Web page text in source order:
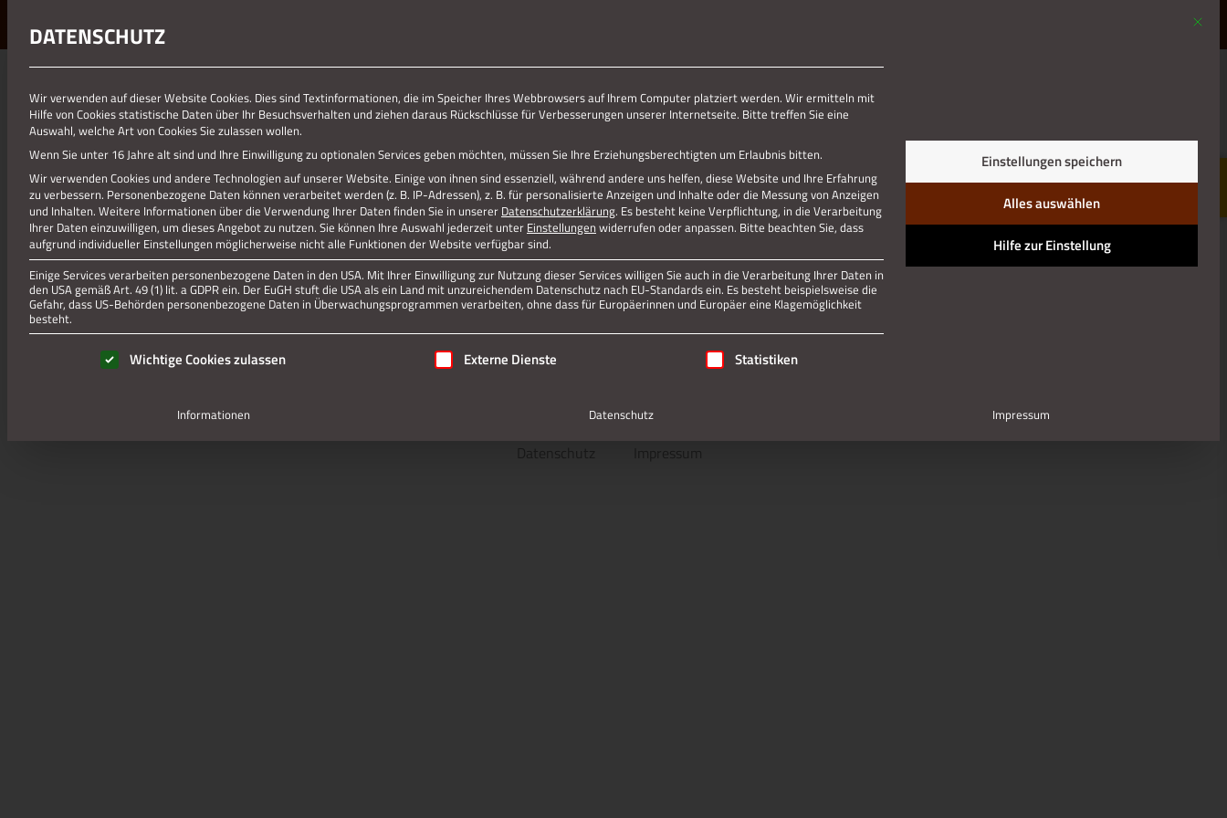
01.01.1970
005 ZWEIFALL KLOSTER Jetzt teilen
Mit
DATENSCHUTZ
Wir verwenden auf dieser Website Cookies. Dies sind Textinformationen, die im Speicher Ihres Webbrowsers auf Ihrem Computer platziert werden. Wir ermitteln mit
Hilfe von Cookies statistische Daten über Ihr Besuchsverhalten und ziehen daraus Rückschlüsse für Verbesserungen unserer Internetseite. Bitte treffen Sie eine
Auswahl, welche Art von Cookies Sie zulassen wollen.
Wenn Sie unter 16 Jahre alt sind und Ihre Einwilligung zu optionalen Services geben möchten, müssen Sie Ihre Erziehungsberechtigten um Erlaubnis bitten.
Wir verwenden Cookies und andere Technologien auf unserer Website. Einige von ihnen sind essenziell, während andere uns helfen, diese Website und Ihre Erfahrung
zu verbessern. Personenbezogene Daten können verarbeitet werden (z. B. IP-Adressen), z. B. für personalisierte Anzeigen und Inhalte oder die Messung von Anzeigen
und Inhalten. Weitere Informationen über die Verwendung Ihrer Daten finden Sie in unserer Datenschutzerklärung. Es besteht keine Verpflichtung, in die Verarbeitung
Ihrer Daten einzuwilligen, um dieses Angebot zu nutzen. Sie können Ihre Auswahl jederzeit unter Einstellungen widerrufen oder anpassen. Bitte beachten Sie, dass
aufgrund individueller Einstellungen möglicherweise nicht alle Funktionen der Website verfügbar sind.
Einige Services verarbeiten personenbezogene Daten in den USA. Mit Ihrer Einwilligung zur Nutzung dieser Services willigen Sie auch in die Verarbeitung Ihrer Daten in
den USA gemäß Art. 49 (1) lit. a GDPR ein. Der EuGH stuft die USA als ein Land mit unzureichendem Datenschutz nach EU-Standards ein. Es besteht beispielsweise die
Gefahr, dass US-Behörden personenbezogene Daten in Überwachungsprogrammen verarbeiten, ohne dass für Europäerinnen und Europäer eine Klagemöglichkeit
besteht.
Es folgt eine Liste der Service-Gruppen, für die eine Einwilligung erteilt werden kann. Die erste Service-Gruppe ist essenziell und kann nicht abgewählt werden.
Wichtige Cookies zulassen Externe Dienste Statistiken
Einstellungen speichern
Alles auswählen
Hilfe zur Einstellung
Informationen Datenschutz Impressum